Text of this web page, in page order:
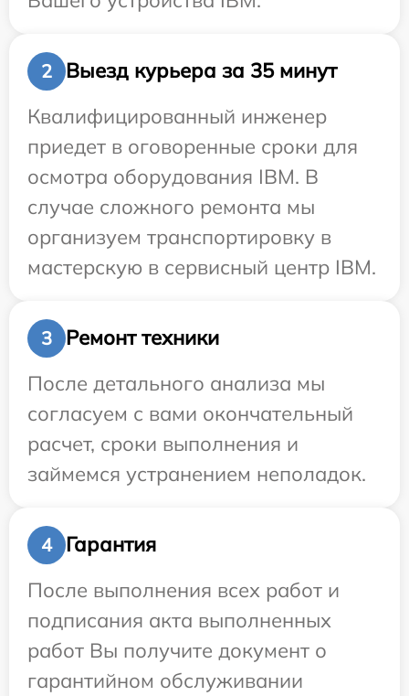
2
Выезд курьера за 35 минут
Квалифицированный инженер
приедет в оговоренные сроки для
осмотра оборудования IBM. В
случае сложного ремонта мы
организуем транспортировку в
мастерскую в сервисный центр IBM.
3
Ремонт техники
После детального анализа мы
согласуем с вами окончательный
расчет, сроки выполнения и
займемся устранением неполадок.
4
Гарантия
После выполнения всех работ и
подписания акта выполненных
работ Вы получите документ о
гарантийном обслуживании